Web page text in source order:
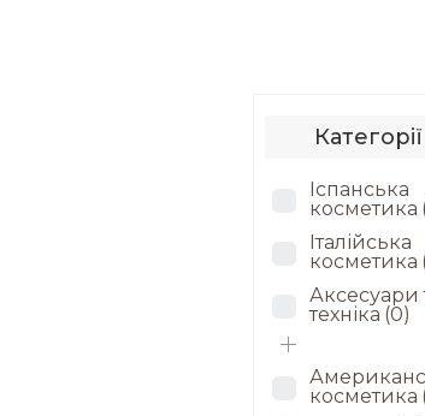
Категорії
Іспанська
косметика
Італійська
косметика
Аксесуари
техніка (0)
косметика